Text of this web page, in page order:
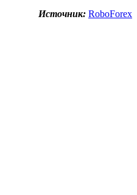
Источник: RoboForex